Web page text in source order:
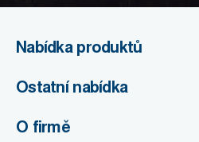
Nabídka produktů
Ostatní nabídka
O firmě